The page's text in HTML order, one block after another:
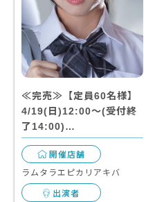
≪完売≫【定員60名様】
4/19(日)12:00～(受付終
了14:00)…
開催店舗
ラムタラエピカリアキバ
出演者